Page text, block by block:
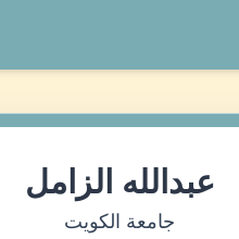
عبدالله الزامل
جامعة الكويت